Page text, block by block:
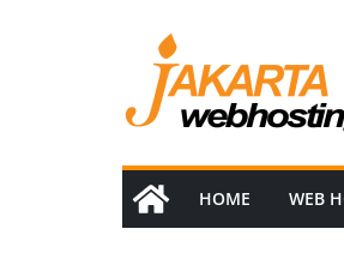
HOME WEB